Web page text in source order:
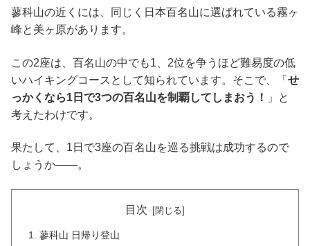
蓼科山の近くには、同じく日本百名山に選ばれている霧ヶ
峰と美ヶ原があります。
この2座は、百名山の中でも1、2位を争うほど難易度の低
いハイキングコースとして知られています。そこで、「 せ
っかくなら1日で3つの百名山を制覇してしまおう！
」と
考えたわけです。
果たして、1日で3座の百名山を巡る挑戦は成功するので
しょうか――。
目次
蓼科山 日帰り登山